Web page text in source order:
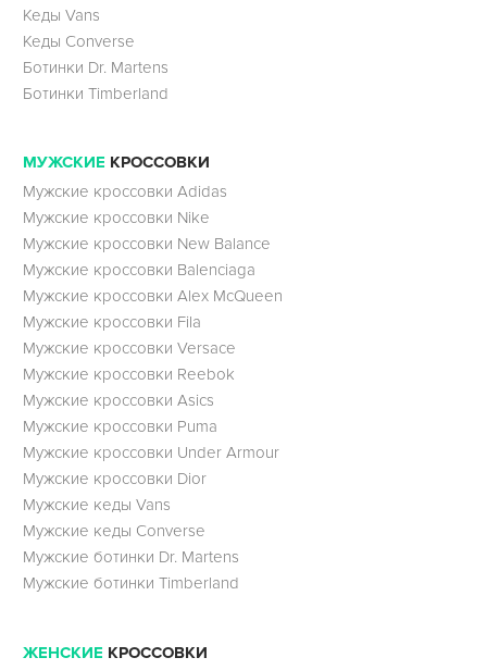
Кеды Vans
Кеды Converse
Ботинки Dr. Martens
Ботинки Timberland
МУЖСКИЕ КРОССОВКИ
Мужские кроссовки Adidas
Мужские кроссовки Nike
Мужские кроссовки New Balance
Мужские кроссовки Balenciaga
Мужские кроссовки Alex McQueen
Мужские кроссовки Fila
Мужские кроссовки Versace
Мужские кроссовки Reebok
Мужские кроссовки Asics
Мужские кроссовки Puma
Мужские кроссовки Under Armour
Мужские кроссовки Dior
Мужские кеды Vans
Мужские кеды Converse
Мужские ботинки Dr. Martens
Мужские ботинки Timberland
ЖЕНСКИЕ КРОССОВКИ